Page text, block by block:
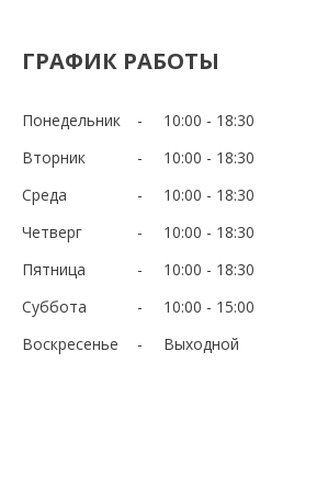
ГРАФИК РАБОТЫ
Понедельник 10:00
18:30
Вторник
10:00
18:30
Среда
10:00
18:30
Четверг
10:00
18:30
Пятница
10:00
18:30
Суббота
10:00
15:00
Воскресенье
Выходной